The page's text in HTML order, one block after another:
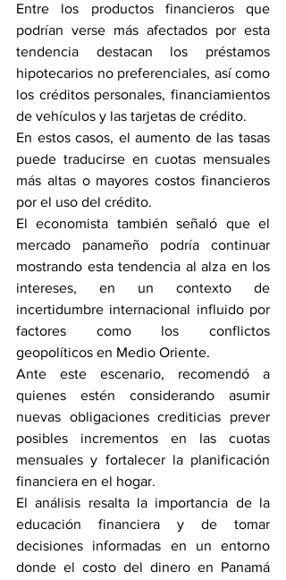
Entre los productos financieros que
podrían verse más afectados por esta
tendencia destacan los préstamos
hipotecarios no preferenciales, así como
los créditos personales, financiamientos
de vehículos y las tarjetas de crédito.
En estos casos, el aumento de las tasas
puede traducirse en cuotas mensuales
más altas o mayores costos financieros
por el uso del crédito.
El economista también señaló que el
mercado panameño podría continuar
mostrando esta tendencia al alza en los
intereses, en un contexto de
incertidumbre internacional influido por
factores como los conflictos
geopolíticos en Medio Oriente.
Ante este escenario, recomendó a
quienes estén considerando asumir
nuevas obligaciones crediticias prever
posibles incrementos en las cuotas
mensuales y fortalecer la planificación
financiera en el hogar.
El análisis resalta la importancia de la
educación financiera y de tomar
decisiones informadas en un entorno
donde el costo del dinero en Panamá